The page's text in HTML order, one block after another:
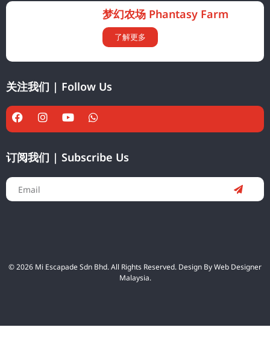
梦幻农场 Phantasy Farm
了解更多
关注我们 | Follow Us
订阅我们 | Subscribe Us
© 2026 Mi Escapade Sdn Bhd. All Rights Reserved. Design ByWeb Designer
Malaysia.